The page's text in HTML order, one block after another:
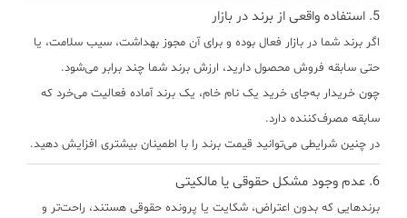
5. استفاده واقعی از برند در بازار
اگر برند شما در بازار فعال بوده و برای آن مجوز بهداشت، سیب سلامت، یا
حتی سابقه فروش محصول دارید، ارزش برند شما چند برابر می‌شود.
چون خریدار به‌جای خرید یک نام خام، یک برند آماده فعالیت می‌خرد که
سابقه مصرف‌کننده دارد.
در چنین شرایطی می‌توانید قیمت برند را با اطمینان بیشتری افزایش دهید.
6. عدم وجود مشکل حقوقی یا مالکیتی
برندهایی که بدون اعتراض، شکایت یا پرونده حقوقی هستند، راحت‌تر و